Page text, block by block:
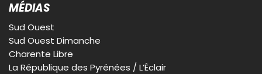
MÉDIAS
Sud Ouest
Sud Ouest Dimanche
Charente Libre
La République des Pyrénées / L’Éclair